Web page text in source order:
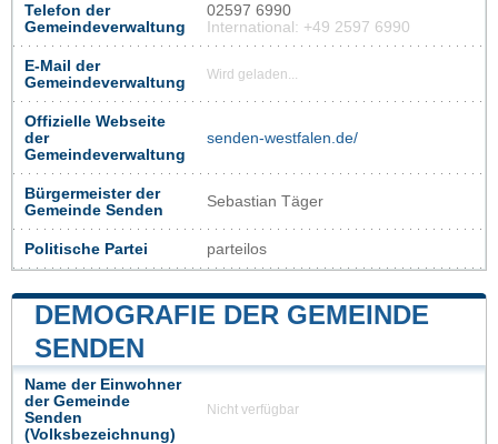
Telefon der
Gemeindeverwaltung
02597 6990
International: +49 2597 6990
E-Mail der
Gemeindeverwaltung
Wird geladen...
Offizielle Webseite
der
Gemeindeverwaltung
senden-westfalen.de/
Bürgermeister der
Gemeinde Senden
Sebastian Täger
Politische Partei parteilos
DEMOGRAFIE DER GEMEINDE
SENDEN
Name der Einwohner
der Gemeinde
Senden
(Volksbezeichnung)
Nicht verfügbar